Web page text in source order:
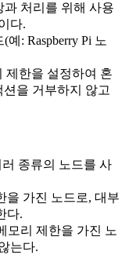
과 처리를 위해 사용
다.
: Raspberry Pi 노
제한을 설정하여 혼
을 거부하지 않고
러 종류의 노드를 사
을 가진 노드로, 대부
다.
모리 제한을 가진 노
는다.